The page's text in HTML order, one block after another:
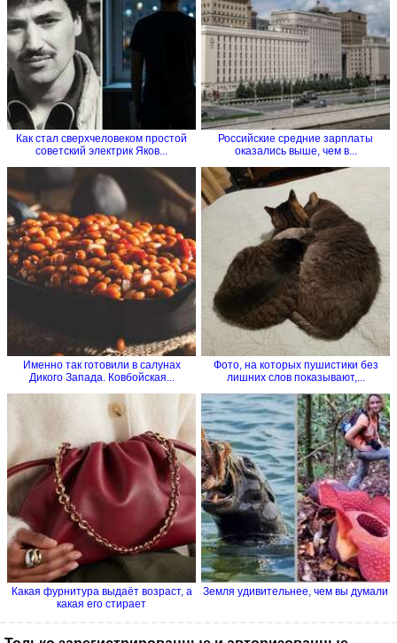
Как стал сверхчеловеком простой
советский электрик Яков...
Российские средние зарплаты
оказались выше, чем в...
Именно так готовили в салунах
Дикого Запада. Ковбойская...
Фото, на которых пушистики без
лишних слов показывают,...
Какая фурнитура выдаёт возраст, а
какая его стирает
Земля удивительнее, чем вы думали